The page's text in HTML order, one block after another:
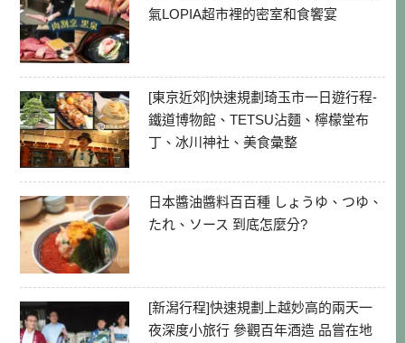
氣LOPIA超市裡的密室和食饗宴
[東京近郊]快速規劃琦玉市一日遊行程-
鐵道博物館、TETSU沾麵、檸檬堂布
丁、冰川神社、美食彙整
日本醬油醬料百百種 しょうゆ、つゆ、
たれ、ソース 到底怎麼分?
[新潟行程]快速規劃上越妙高的兩天一
夜深度小旅行 參觀百年酒造 品嘗在地